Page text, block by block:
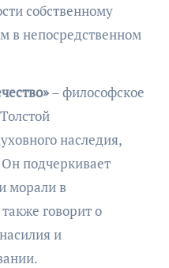
собственному
в непосредственном
– философское
наследия,
подчеркивает
морали в
говорит о
и